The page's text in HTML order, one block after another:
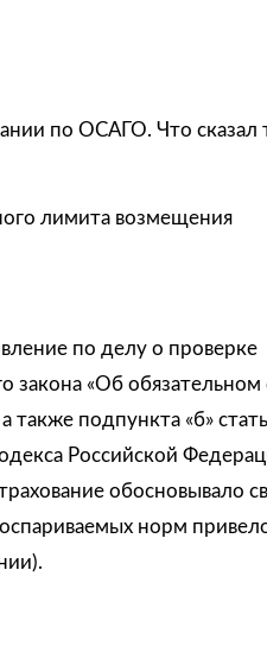
по ОСАГО. Что сказал
лимита возмещения
по делу о проверке
закона «Об обязательном
также подпункта «б»
Российской
обосновывало
норм